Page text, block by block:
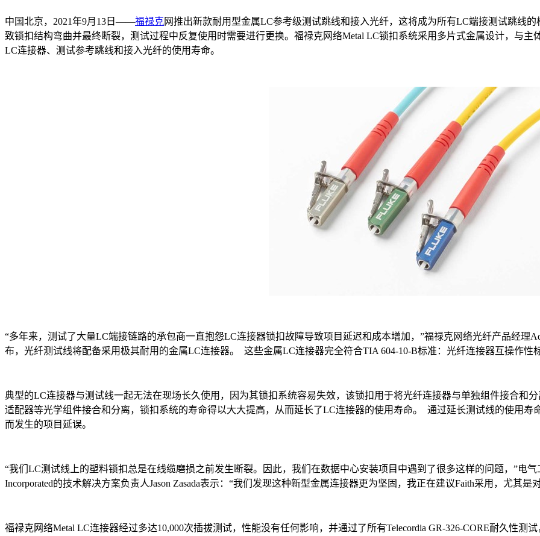
中国北京，2021年9月13日——福禄克网推出新款耐用型金属LC参考级测试跳线和接入光纤，这将成为所有LC端接测试跳线
致锁扣结构弯曲并最终断裂，测试过程中反复使用时需要进行更换。福禄克网络Metal LC锁扣系统采用多片式金属设计，与
LC连接器、测试参考跳线和接入光纤的使用寿命。
“多年来，测试了大量LC端接链路的承包商一直抱怨LC连接器锁扣故障导致项目延迟和成本增加，”福禄克网络光纤产品经理
布，光纤测试线将配备采用极其耐用的金属LC连接器。 这些金属LC连接器完全符合TIA 604-10-B标准：光纤连接器互操作
典型的LC连接器与测试线一起无法在现场长久使用，因为其锁扣系统容易失效，该锁扣用于将光纤连接器与单独组件接合和
适配器等光学组件接合和分离，锁扣系统的寿命得以大大提高，从而延长了LC连接器的使用寿命。 通过延长测试线的使用
而发生的项目延误。
“我们LC测试线上的塑料锁扣总是在线缆磨损之前发生断裂。因此，我们在数据中心安装项目中遇到了很多这样的问题，”电气
Incorporated的技术解决方案负责人Jason Zasada表示：“我们发现这种新型金属连接器更为坚固，我正在建议Faith采用，尤其
福禄克网络Metal LC连接器经过多达10,000次插拔测试，性能没有任何影响，并通过了所有Telecordia GR-326-CORE耐久性